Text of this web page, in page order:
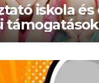
iskola és